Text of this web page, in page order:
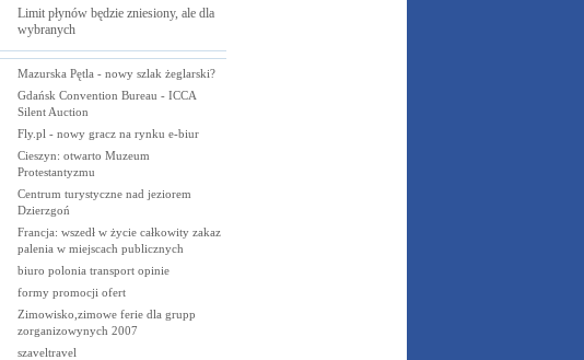
Limit płynów będzie zniesiony, ale dla
wybranych
Mazurska Pętla - nowy szlak żeglarski?
Gdańsk Convention Bureau - ICCA
Silent Auction
Fly.pl - nowy gracz na rynku e-biur
Cieszyn: otwarto Muzeum
Protestantyzmu
Centrum turystyczne nad jeziorem
Dzierzgoń
Francja: wszedł w życie całkowity zakaz
palenia w miejscach publicznych
biuro polonia transport opinie
formy promocji ofert
Zimowisko,zimowe ferie dla grupp
zorganizowynych 2007
szaveltravel